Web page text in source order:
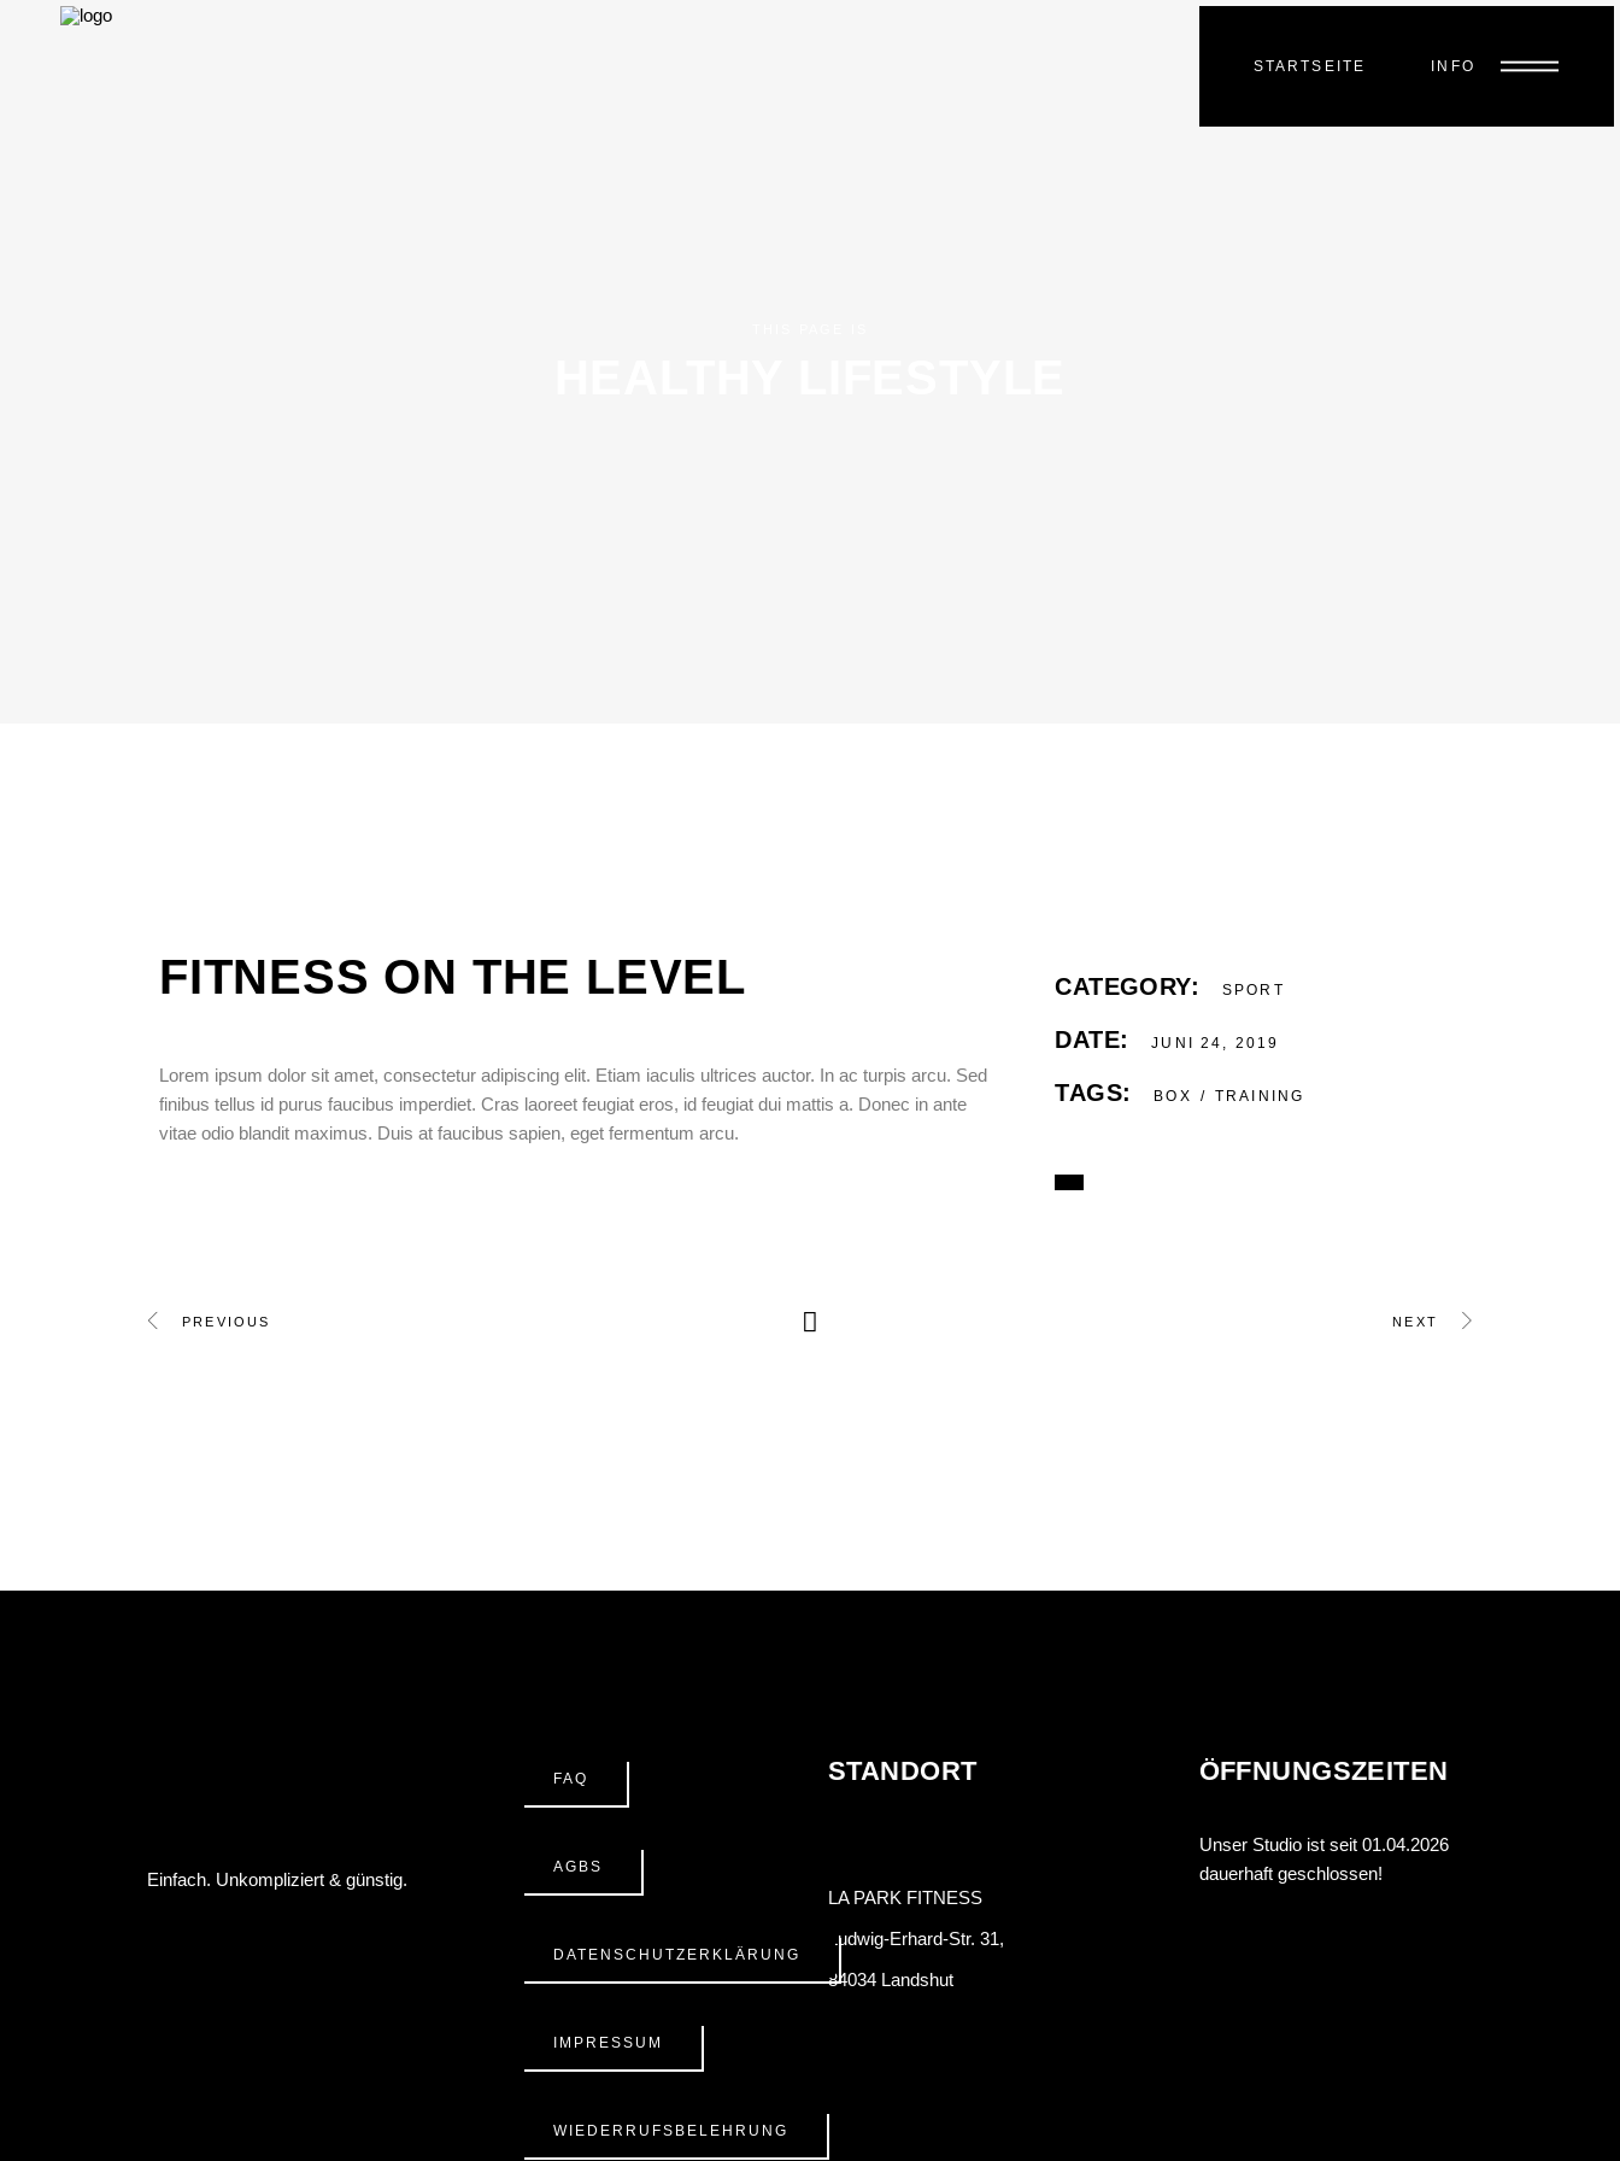
STARTSEITE INFO
FITNESS ON THE LEVEL
Lorem ipsum dolor sit amet, consectetur adipiscing elit. Etiam iaculis ultrices auctor. In ac turpis arcu. Sed
finibus tellus id purus faucibus imperdiet. Cras laoreet feugiat eros, id feugiat dui mattis a. Donec in ante
vitae odio blandit maximus. Duis at faucibus sapien, eget fermentum arcu.
CATEGORY: SPORT
DATE: JUNI 24, 2019
TAGS: BOX TRAINING
PREVIOUS NEXT
Einfach. Unkompliziert & günstig.
FAQ
AGBS
DATENSCHUTZERKLÄRUNG
IMPRESSUM
WIEDERRUFSBELEHRUNG
STANDORT
LA PARK FITNESS
Ludwig-Erhard-Str. 31,
84034 Landshut
ÖFFNUNGSZEITEN
Unser Studio ist seit 01.04.2026
dauerhaft geschlossen!